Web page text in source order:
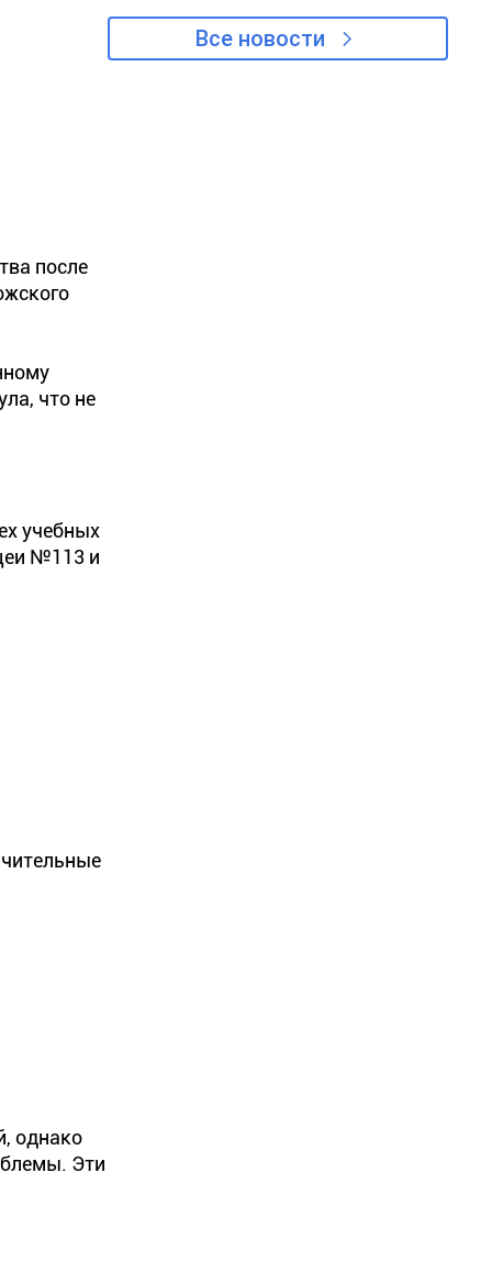
после
что не
учебных
№113 и
однако
Эти
«Пакет школьника»
Все новости